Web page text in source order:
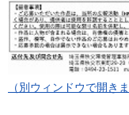
（別ウィンドウで開きま